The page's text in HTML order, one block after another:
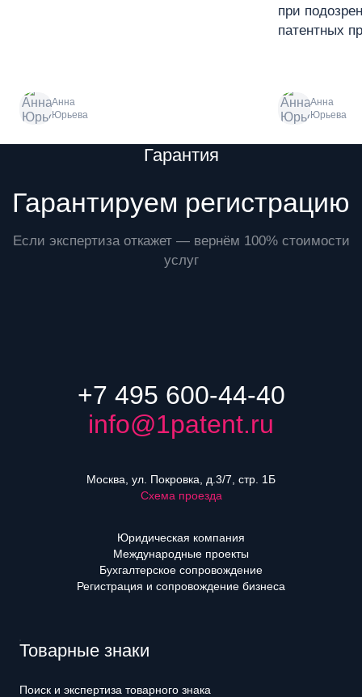
Анна
Юрьева
при
патентных
Анна
Юрьева
Гарантия
Гарантируем регистрацию
Если экспертиза откажет — вернём 100% стоимости
услуг
+7 495 600-44-40
info@1patent.ru
Москва, ул. Покровка, д.3/7, стр. 1Б
Схема проезда
Юридическая компания
Международные проекты
Бухгалтерское сопровождение
Регистрация и сопровождение бизнеса
Товарные знаки
Поиск и экспертиза товарного знака